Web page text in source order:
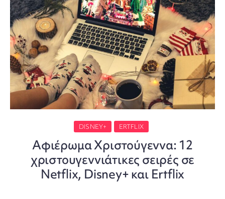
DISNEY+ ERTFLIX
Αφιέρωμα Χριστούγεννα: 12
χριστουγεννιάτικες σειρές σε
Netflix, Disney+ και Ertflix